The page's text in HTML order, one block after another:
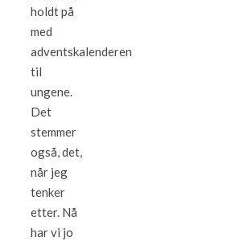
holdt på
med
adventskalenderen
til
ungene.
Det
stemmer
også, det,
når jeg
tenker
etter. Nå
har vi jo